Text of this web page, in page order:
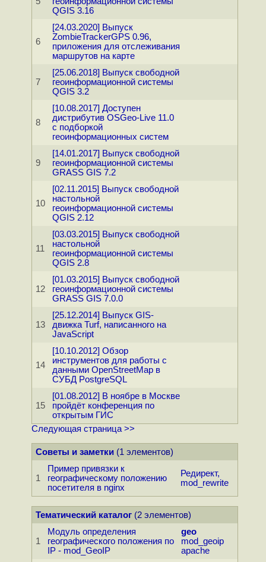
QGIS 3.16
6
[24.03.2020] Выпуск
ZombieTrackerGPS 0.96,
приложения для отслеживания
маршрутов на карте
7
[25.06.2018] Выпуск свободной
геоинформационной системы
QGIS 3.2
8
[10.08.2017] Доступен
дистрибутив OSGeo-Live 11.0
с подборкой
геоинформационных систем
9
[14.01.2017] Выпуск свободной
геоинформационной системы
GRASS GIS 7.2
10
[02.11.2015] Выпуск свободной
настольной
геоинформационной системы
QGIS 2.12
11
[03.03.2015] Выпуск свободной
настольной
геоинформационной системы
QGIS 2.8
12
[01.03.2015] Выпуск свободной
геоинформационной системы
GRASS GIS 7.0.0
13
[25.12.2014] Выпуск GIS-
движка Turf, написанного на
JavaScript
14
[10.10.2012] Обзор
инструментов для работы с
данными OpenStreetMap в
СУБД PostgreSQL
15
[01.08.2012] В ноябре в Москве
пройдёт конференция по
открытым ГИС
Следующая страница >>
Советы и заметки(1 элементов)
1
Пример привязки к
географическому положению
посетителя в nginx
Редирект,
mod_rewrite
Тематический каталог(2 элементов)
1
Модуль определения
географического положения по
IP - mod_GeoIP
geo
mod_geoip
apache